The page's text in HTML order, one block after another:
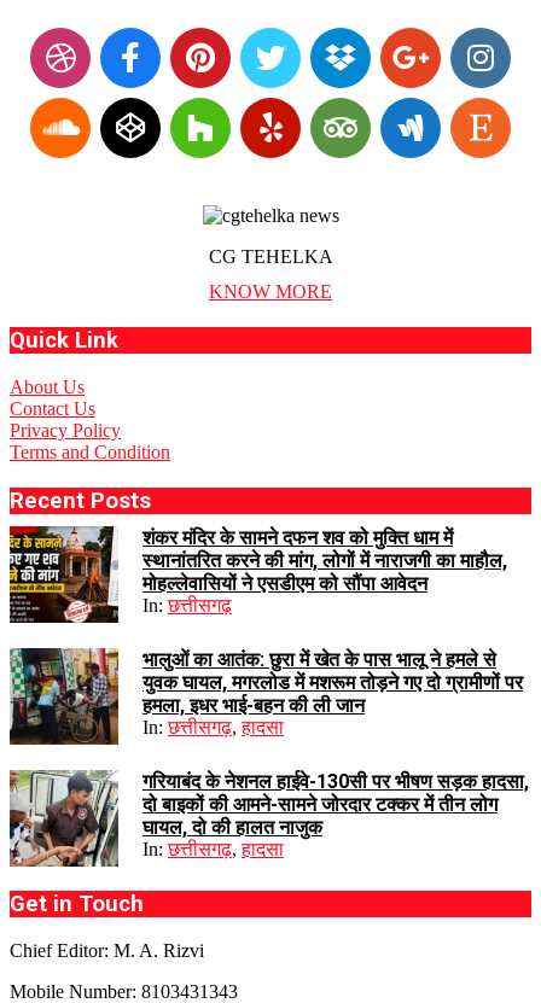
CG TEHELKA
KNOW MORE
Quick Link
About Us
Contact Us
Privacy Policy
Terms and Condition
Recent Posts
शंकर मंदिर के सामने दफन शव को मुक्ति धाम में
स्थानांतरित करने की मांग, लोगों में नाराजगी का माहौल,
मोहल्लेवासियों ने एसडीएम को सौंपा आवेदन
In: छत्तीसगढ़
भालुओं का आतंक: छुरा में खेत के पास भालू ने हमले से
युवक घायल, मगरलोड में मशरूम तोड़ने गए दो ग्रामीणों पर
हमला, इधर भाई-बहन की ली जान
In: छत्तीसगढ़,हादसा
गरियाबंद के नेशनल हाईवे-130सी पर भीषण सड़क हादसा,
दो बाइकों की आमने-सामने जोरदार टक्कर में तीन लोग
घायल, दो की हालत नाजुक
In: छत्तीसगढ़,हादसा
Get in Touch
Chief Editor: M. A. Rizvi
Mobile Number: 8103431343